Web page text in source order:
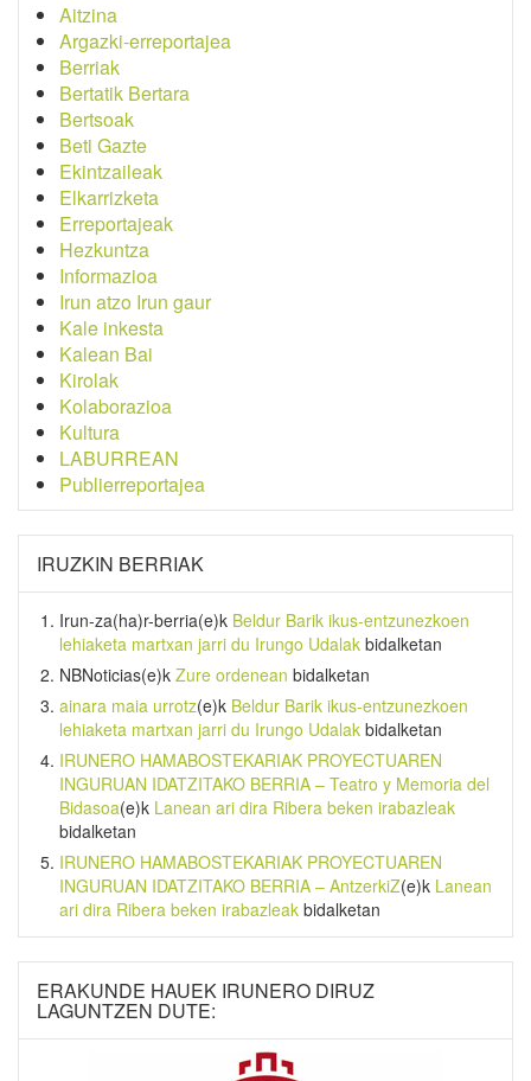
Aitzina
Argazki-erreportajea
Berriak
Bertatik Bertara
Bertsoak
Beti Gazte
Ekintzaileak
Elkarrizketa
Erreportajeak
Hezkuntza
Informazioa
Irun atzo Irun gaur
Kale inkesta
Kalean Bai
Kirolak
Kolaborazioa
Kultura
LABURREAN
Publierreportajea
IRUZKIN BERRIAK
Irun-za(ha)r-berria(e)k Beldur Barik ikus-entzunezkoen
lehiaketa martxan jarri du Irungo Udalak bidalketan
NBNoticias(e)k Zure ordenean bidalketan
ainara maia urrotz(e)k Beldur Barik ikus-entzunezkoen
lehiaketa martxan jarri du Irungo Udalak bidalketan
IRUNERO HAMABOSTEKARIAK PROYECTUAREN
INGURUAN IDATZITAKO BERRIA – Teatro y Memoria del
Bidasoa(e)k Lanean ari dira Ribera beken irabazleak
bidalketan
IRUNERO HAMABOSTEKARIAK PROYECTUAREN
INGURUAN IDATZITAKO BERRIA – AntzerkiZ(e)k Lanean
ari dira Ribera beken irabazleak bidalketan
ERAKUNDE HAUEK IRUNERO DIRUZ
LAGUNTZEN DUTE: